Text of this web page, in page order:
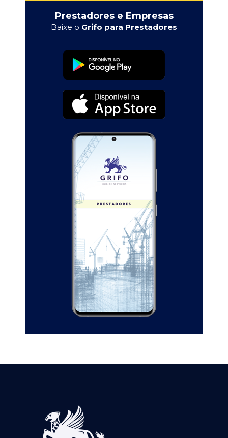
Prestadores e Empresas
Baixe o Grifo para Prestadores